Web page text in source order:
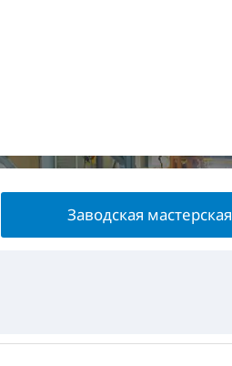
Заводская мастерская